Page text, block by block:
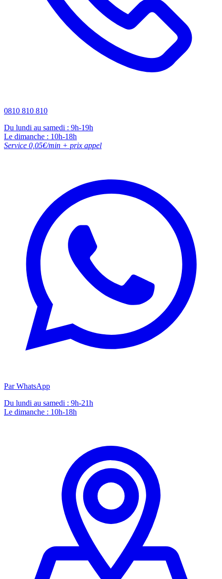
0810 810 810
Du lundi au samedi : 9h-19h
Le dimanche : 10h-18h
Service 0,05€/min + prix appel
Par WhatsApp
Du lundi au samedi : 9h-21h
Le dimanche : 10h-18h